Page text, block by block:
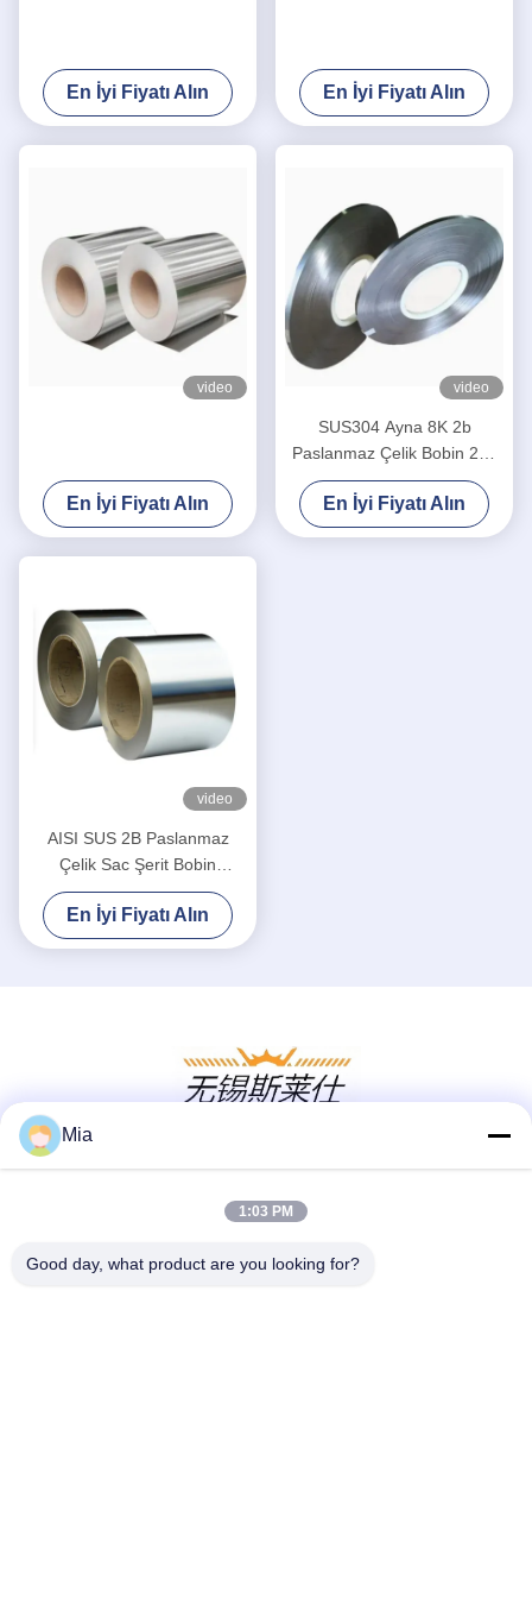
En İyi Fiyatı Alın En İyi Fiyatı Alın
video
En İyi Fiyatı Alın
video
SUS304 Ayna 8K 2b
Paslanmaz Çelik Bobin 201
304L 316L Çelik Bobin 0.3-
5.0mm 321 310S 309S
En İyi Fiyatı Alın
video
AISI SUS 2B Paslanmaz
Çelik Sac Şerit Bobin
Ruloları Sınıf 201 Ayna HL
304 310s
En İyi Fiyatı Alın
Mia
1:03 PM
Good day, what product are you looking for?